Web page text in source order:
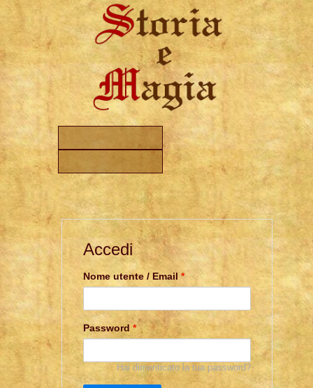
Accedi
Nome utente / Email *
Password *
Hai dimenticato la tua password?